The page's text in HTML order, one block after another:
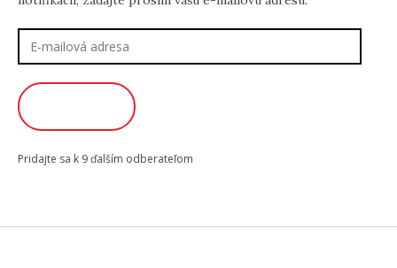
adresa
Pridajte sa k 9 ďalším odberateľom